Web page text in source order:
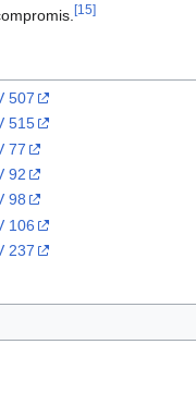
[15]
507
515
77
92
98
106
237